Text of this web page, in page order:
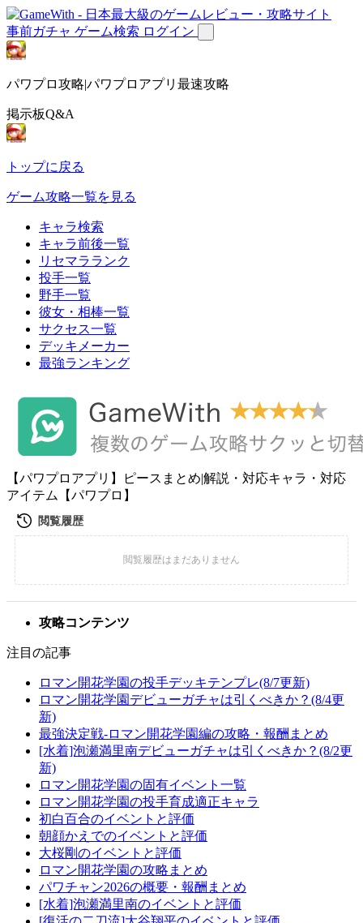
事前ガチャ ゲーム検索 ログイン
パワプロ攻略|パワプロアプリ最速攻略
掲示板Q&A
トップに戻る
ゲーム攻略一覧を見る
キャラ検索
キャラ前後一覧
リセマラランク
投手一覧
野手一覧
彼女・相棒一覧
サクセス一覧
デッキメーカー
最強ランキング
【パワプロアプリ】ピースまとめ|解説・対応キャラ・対応
アイテム【パワプロ】
攻略コンテンツ
注目の記事
ロマン開花学園の投手デッキテンプレ(8/7更新)
ロマン開花学園デビューガチャは引くべきか？(8/4更
新)
最強決定戦-ロマン開花学園編の攻略・報酬まとめ
[水着]泡瀬満里南デビューガチャは引くべきか？(8/2更
新)
ロマン開花学園の固有イベント一覧
ロマン開花学園の投手育成適正キャラ
初白百合のイベントと評価
朝顔かえでのイベントと評価
大桜剛のイベントと評価
ロマン開花学園の攻略まとめ
パワチャン2026の概要・報酬まとめ
[水着]泡瀬満里南のイベントと評価